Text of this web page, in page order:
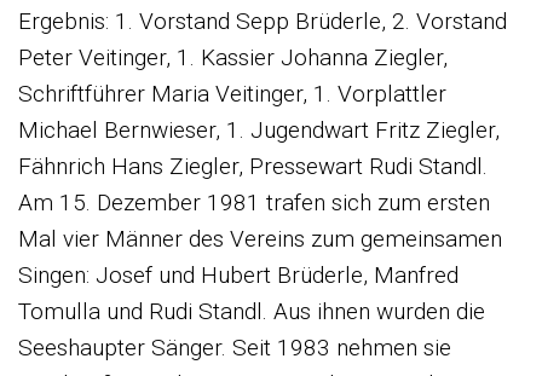
Ergebnis: 1. Vorstand Sepp Brüderle, 2. Vorstand
Peter Veitinger, 1. Kassier Johanna Ziegler,
Schriftführer Maria Veitinger, 1. Vorplattler
Michael Bernwieser, 1. Jugendwart Fritz Ziegler,
Fähnrich Hans Ziegler, Pressewart Rudi Standl.
Am 15. Dezember 1981 trafen sich zum ersten
Mal vier Männer des Vereins zum gemeinsamen
Singen: Josef und Hubert Brüderle, Manfred
Tomulla und Rudi Standl. Aus ihnen wurden die
Seeshaupter Sänger. Seit 1983 nehmen sie